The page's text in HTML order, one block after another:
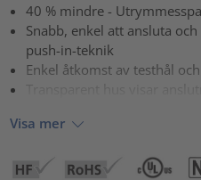
40 % mindre -
Snabb, enkel att ansluta
push-in-teknik
Enkel åtkomst av testhål
Visa mer